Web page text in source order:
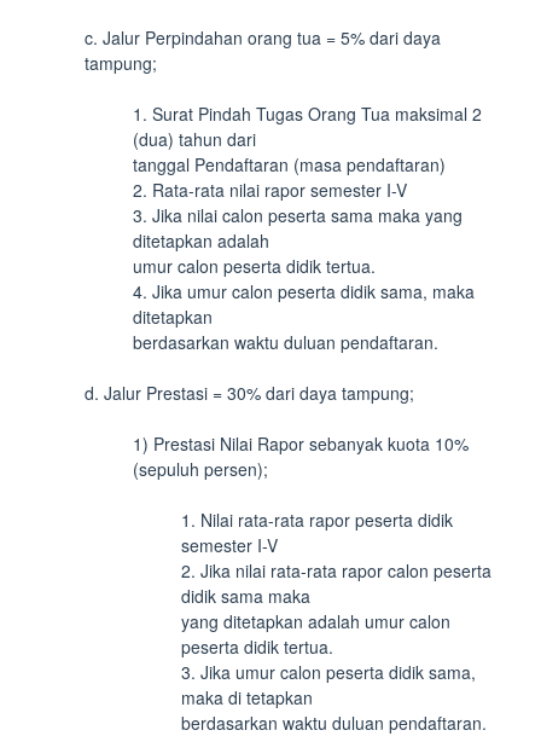
c. Jalur Perpindahan orang tua = 5% dari daya
tampung;
1. Surat Pindah Tugas Orang Tua maksimal 2
(dua) tahun dari
tanggal Pendaftaran (masa pendaftaran)
2. Rata-rata nilai rapor semester I-V
3. Jika nilai calon peserta sama maka yang
ditetapkan adalah
umur calon peserta didik tertua.
4. Jika umur calon peserta didik sama, maka
ditetapkan
berdasarkan waktu duluan pendaftaran.
d. Jalur Prestasi = 30% dari daya tampung;
1) Prestasi Nilai Rapor sebanyak kuota 10%
(sepuluh persen);
1. Nilai rata-rata rapor peserta didik
semester I-V
2. Jika nilai rata-rata rapor calon peserta
didik sama maka
yang ditetapkan adalah umur calon
peserta didik tertua.
3. Jika umur calon peserta didik sama,
maka di tetapkan
berdasarkan waktu duluan pendaftaran.